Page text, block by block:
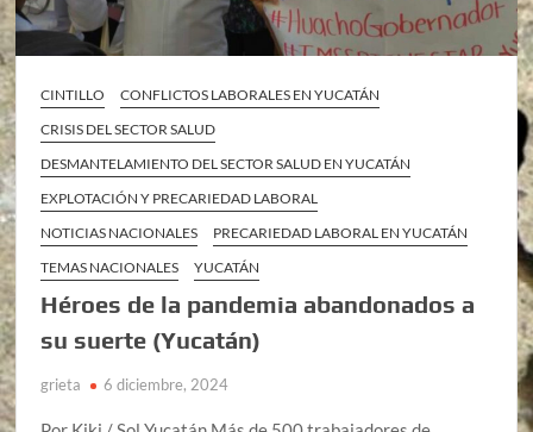
CINTILLO
CONFLICTOS LABORALES EN YUCATÁN
CRISIS DEL SECTOR SALUD
DESMANTELAMIENTO DEL SECTOR SALUD EN YUCATÁN
EXPLOTACIÓN Y PRECARIEDAD LABORAL
NOTICIAS NACIONALES
PRECARIEDAD LABORAL EN YUCATÁN
TEMAS NACIONALES
YUCATÁN
Héroes de la pandemia abandonados a
su suerte (Yucatán)
grieta 6 diciembre, 2024